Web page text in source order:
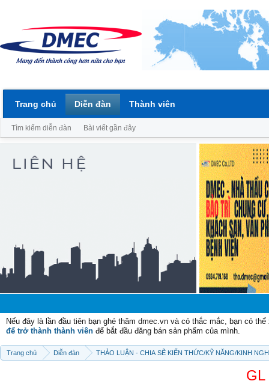
Nếu đây là lần đầu tiên bạn ghé thăm dmec.vn và có thắc mắc, bạn có
để trở thành thành viên để bắt đầu đăng bán sản phẩm của mình.
Trang chủ Diễn đàn THẢO LUẬN - CHIA SẼ KIẾN THỨC/KỸ NĂNG/KINH
GL
Trang chủ Diễn đàn
Tìm kiếm diễn đàn Bài viết gần đây
Thành viên